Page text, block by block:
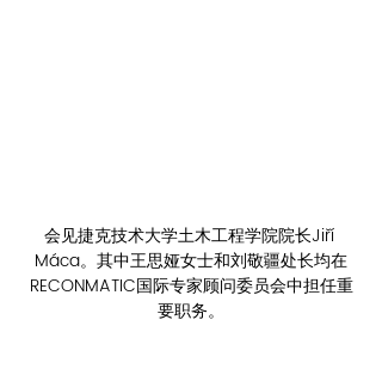
会见捷克技术大学土木工程学院院长Jiří
Máca。其中王思娅女士和刘敬疆处长均在
RECONMATIC国际专家顾问委员会中担任重
要职务。